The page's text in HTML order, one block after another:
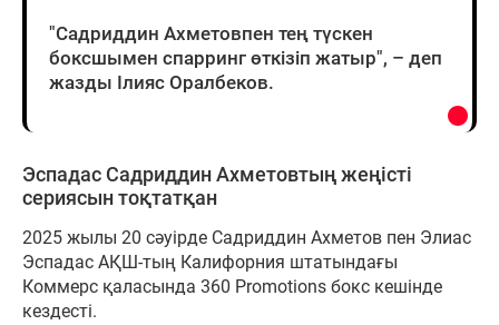
"Садриддин Ахметовпен тең түскен
боксшымен спарринг өткізіп жатыр", – деп
жазды Ілияс Оралбеков.
Эспадас Садриддин Ахметовтың жеңісті
сериясын тоқтатқан
2025 жылы 20 сәуірде Садриддин Ахметов пен Элиас
Эспадас АҚШ-тың Калифорния штатындағы
Коммерс қаласында 360 Promotions бокс кешінде
кездесті.